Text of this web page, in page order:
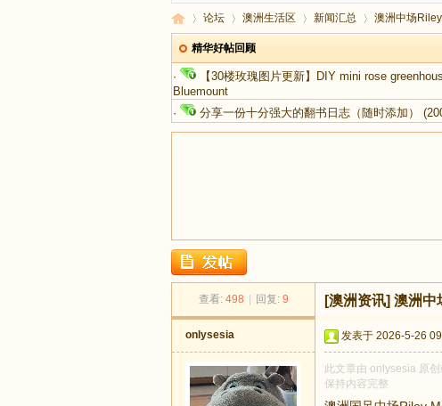
新
足
›
论坛
›
澳洲生活区 新闻汇总 澳洲中场
精华好帖回顾
· 【30楼玫瑰图片更新】DIY mini rose
Bluemount
· 分享一份十分强大的翻书日志（随时添加）
查看: 498 回复: 9 [澳洲资讯] 澳洲中
onlysesia 发表于 2026-5-26
此文章由 onlysesia 原
保持内容完整